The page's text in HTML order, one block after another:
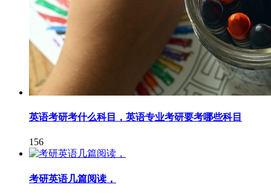
英语考研考什么科目，英语专业考研要考哪些科目
156
考研英语几篇阅读，